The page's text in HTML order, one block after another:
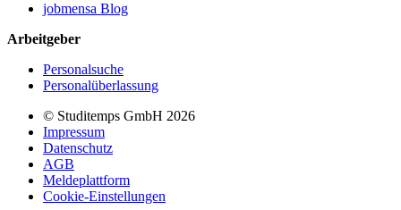
jobmensa Blog
Arbeitgeber
Personalsuche
Personalüberlassung
© Studitemps GmbH 2026
Impressum
Datenschutz
AGB
Meldeplattform
Cookie-Einstellungen